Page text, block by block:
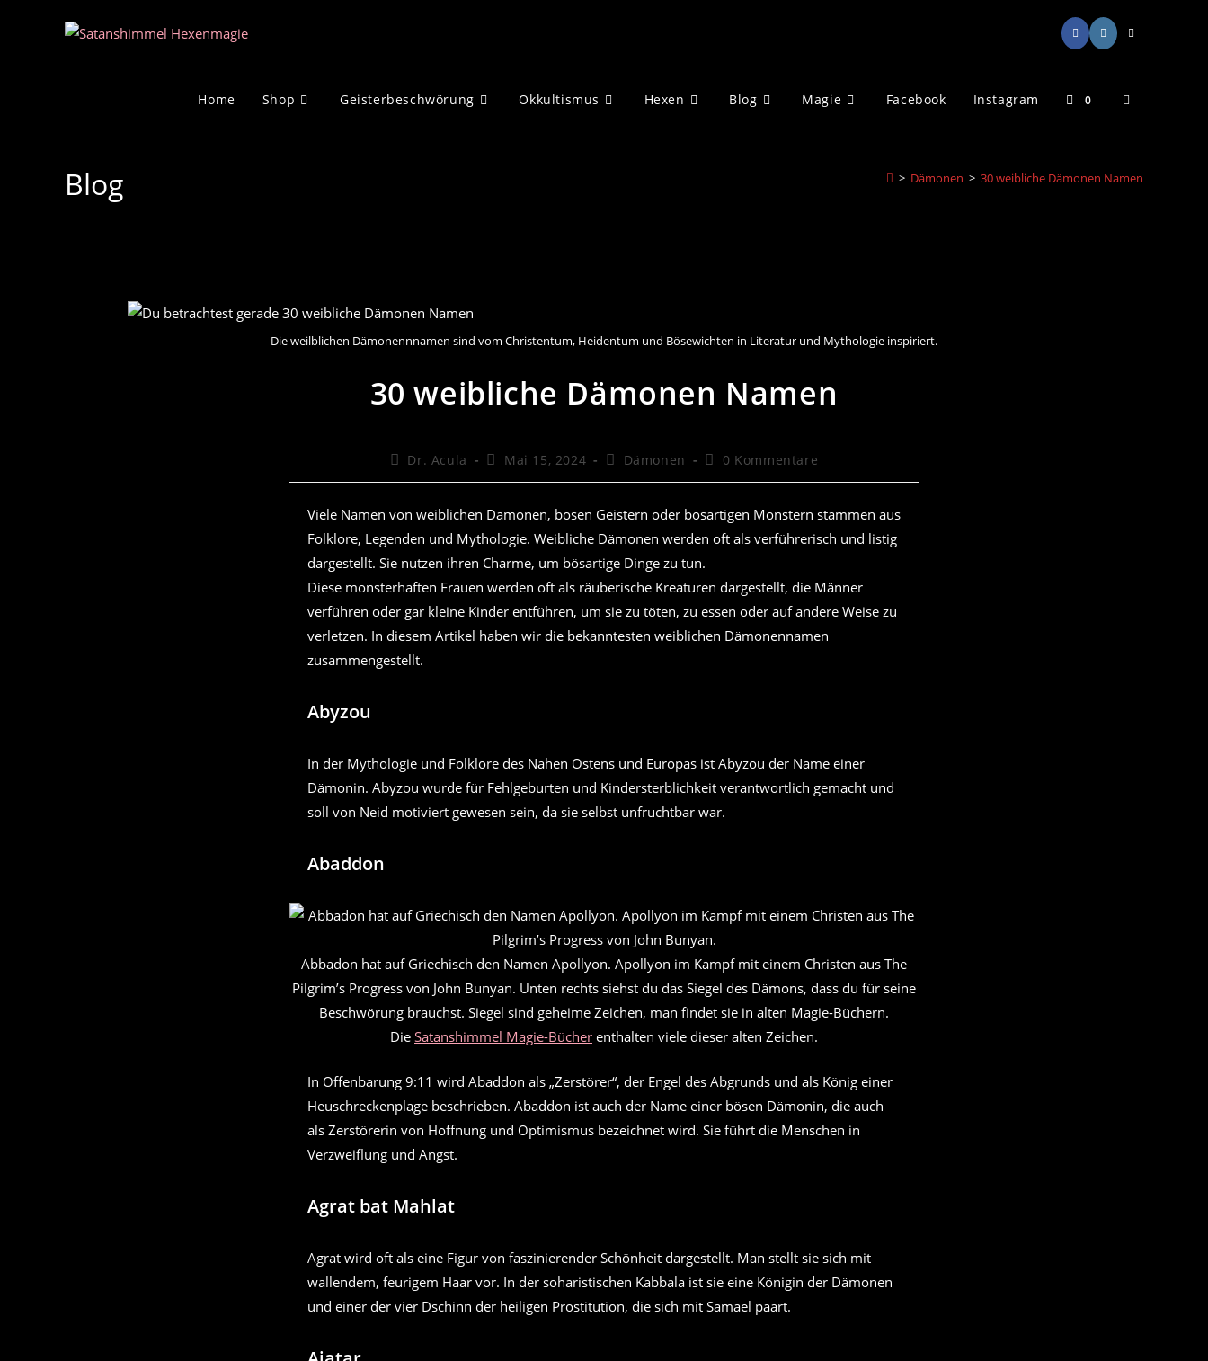
Home Shop Geisterbeschwörung Okkultismus Hexen Blog Magie Facebook Instagram 0 Website-
Blog > Dämonen > 30 weibliche Dämonen Namen
Die weilblichen Dämonennnamen sind vom Christentum, Heidentum und Bösewichten in Literatur und Mythologie inspiriert.
30 weibliche Dämonen Namen
Beitrags-
Dr. Acula
BeitragMai 15, 2024
Beitrags-
Dämonen
Beitrags-
0 Kommentare
Viele Namen von weiblichen Dämonen, bösen Geistern oder bösartigen Monstern stammen aus
Folklore, Legenden und Mythologie. Weibliche Dämonen werden oft als verführerisch und listig
dargestellt. Sie nutzen ihren Charme, um bösartige Dinge zu tun.
Diese monsterhaften Frauen werden oft als räuberische Kreaturen dargestellt, die Männer
verführen oder gar kleine Kinder entführen, um sie zu töten, zu essen oder auf andere Weise zu
verletzen. In diesem Artikel haben wir die bekanntesten weiblichen Dämonennamen
zusammengestellt.
Abyzou
In der Mythologie und Folklore des Nahen Ostens und Europas ist Abyzou der Name einer
Dämonin. Abyzou wurde für Fehlgeburten und Kindersterblichkeit verantwortlich gemacht und
soll von Neid motiviert gewesen sein, da sie selbst unfruchtbar war.
Abaddon
Abbadon hat auf Griechisch den Namen Apollyon. Apollyon im Kampf mit einem Christen aus The
Pilgrim’s Progress von John Bunyan. Unten rechts siehst du das Siegel des Dämons, dass du für seine
Beschwörung brauchst. Siegel sind geheime Zeichen, man findet sie in alten Magie-Büchern.
Die Satanshimmel Magie-Bücher enthalten viele dieser alten Zeichen.
In Offenbarung 9:11 wird Abaddon als „Zerstörer“, der Engel des Abgrunds und als König einer
Heuschreckenplage beschrieben. Abaddon ist auch der Name einer bösen Dämonin, die auch
als Zerstörerin von Hoffnung und Optimismus bezeichnet wird. Sie führt die Menschen in
Verzweiflung und Angst.
Agrat bat Mahlat
Agrat wird oft als eine Figur von faszinierender Schönheit dargestellt. Man stellt sie sich mit
wallendem, feurigem Haar vor. In der soharistischen Kabbala ist sie eine Königin der Dämonen
und einer der vier Dschinn der heiligen Prostitution, die sich mit Samael paart.